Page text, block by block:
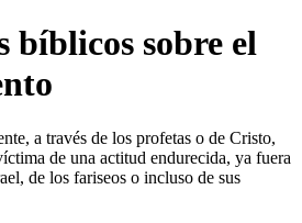
bíblicos sobre el
a través de los profetas o de Cristo,
de una actitud endurecida, ya fuera
de los fariseos o incluso de sus